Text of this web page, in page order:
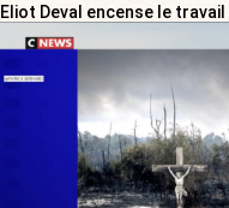
Eliot Deval encense le travail